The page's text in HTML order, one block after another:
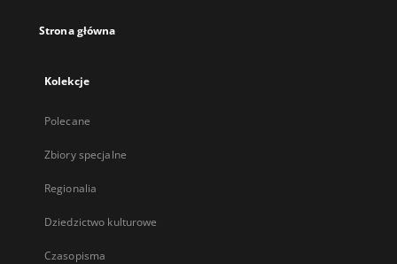
Strona główna
Kolekcje
Polecane
Zbiory specjalne
Regionalia
Dziedzictwo kulturowe
Czasopisma